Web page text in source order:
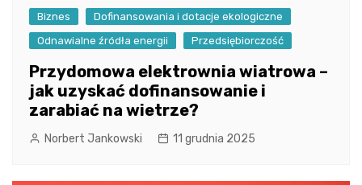
Biznes
Dofinansowania i dotacje ekologiczne
Odnawialne źródła energii
Przedsiębiorczość
Przydomowa elektrownia wiatrowa –
jak uzyskać dofinansowanie i
zarabiać na wietrze?
Norbert Jankowski 11 grudnia 2025